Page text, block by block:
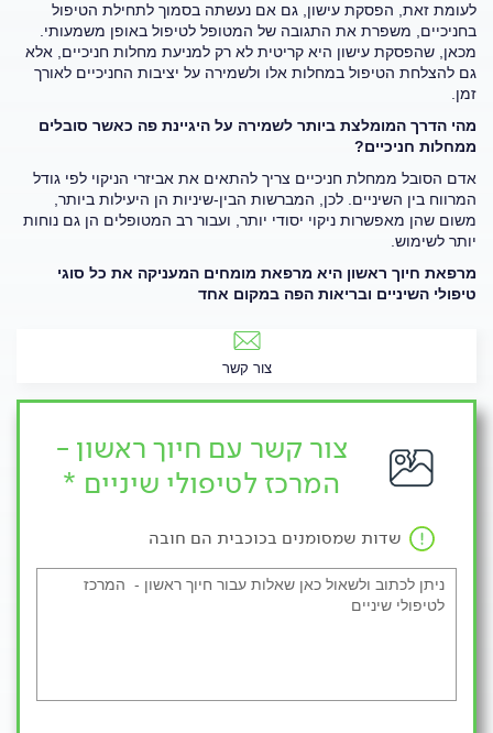
לעומת זאת, הפסקת עישון, גם אם נעשתה בסמוך לתחילת הטיפול
בחניכיים, משפרת את התגובה של המטופל לטיפול באופן משמעותי.
מכאן, שהפסקת עישון היא קריטית לא רק למניעת מחלות חניכיים, אלא
גם להצלחת הטיפול במחלות אלו ולשמירה על יציבות החניכיים לאורך
זמן.
מהי הדרך המומלצת ביותר לשמירה על היגיינת פה כאשר סובלים
ממחלות חניכיים?
אדם הסובל ממחלת חניכיים צריך להתאים את אביזרי הניקוי לפי גודל
המרווח בין השיניים. לכן, המברשות הבין-שיניות הן היעילות ביותר,
משום שהן מאפשרות ניקוי יסודי יותר, ועבור רב המטופלים הן גם נוחות
יותר לשימוש.
מרפאת חיוך ראשון היא מרפאת מומחים המעניקה את כל סוגי
טיפולי השיניים ובריאות הפה במקום אחד
צור קשר
צור קשר עם חיוך ראשון -
המרכז לטיפולי שיניים *
שדות שמסומנים בכוכבית הם חובה